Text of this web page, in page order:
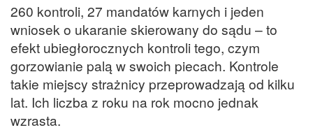
260 kontroli, 27 mandatów karnych i jeden
wniosek o ukaranie skierowany do sądu – to
efekt ubiegłorocznych kontroli tego, czym
gorzowianie palą w swoich piecach. Kontrole
takie miejscy strażnicy przeprowadzają od kilku
lat. Ich liczba z roku na rok mocno jednak
wzrasta.